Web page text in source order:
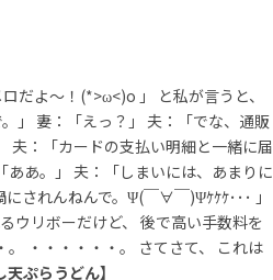
よ～！(*>ω<)o 」 と私が言うと、
」 妻：「えっ？」 夫：「でな、通販
夫：「カードの支払い明細と一緒に届
あ。」 夫：「しまいには、あまりに
れんねんで。Ψ(￣∀￣)Ψｹｹｹ･･･ 」
リボーだけど、 後で高い手数料を
・・・・・・。 さてさて、 これは
天ぷらうどん】